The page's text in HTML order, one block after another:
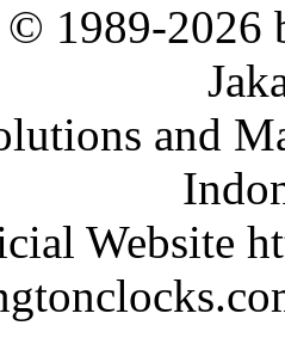
1989-2026
and
Website